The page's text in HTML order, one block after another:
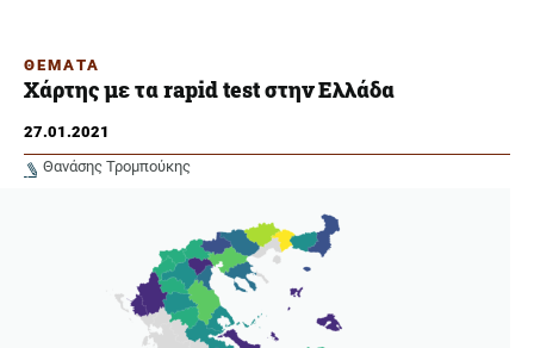
ΘΕΜΑΤΑ
Χάρτης με τα rapid test στην Ελλάδα
27.01.2021
Θανάσης Τρομπούκης